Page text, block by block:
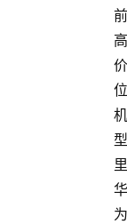
前
高
价
位
机
型
里
华
为